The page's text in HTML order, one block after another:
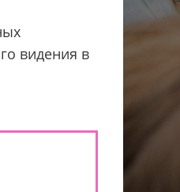
видения в